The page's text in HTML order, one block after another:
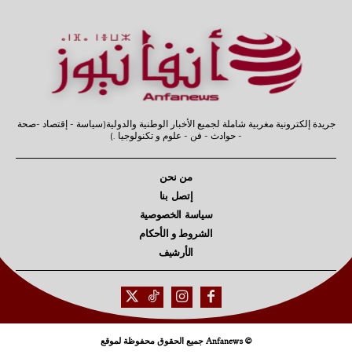
جريدة إلكترونية مغربية شاملة لجميع الأخبار الوطنية والدولية(سياسة - إقتصاد -صحة
- حوادث - فن - علوم و تكنولوجيا .)
من نحن
إتصل بنا
سياسة الخصوصية
الشروط و الأحكام
الأرشيف
© Anfanews جميع الحقوق محفوظة لموقع